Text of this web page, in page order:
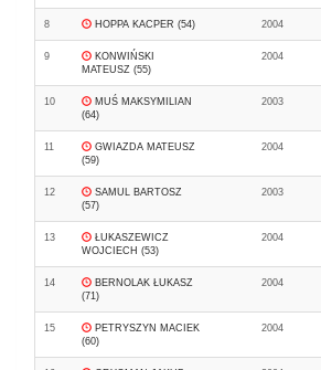
8 HOPPA KACPER (54) 2004
9
KONWIŃSKI
MATEUSZ (55)
2004
10
MUŚ MAKSYMILIAN
(64)
2003
11
GWIAZDA MATEUSZ
(59)
2004
12
SAMUL BARTOSZ
(57)
2003
13
ŁUKASZEWICZ
WOJCIECH (53)
2004
14
BERNOLAK ŁUKASZ
(71)
2004
15
PETRYSZYN MACIEK
(60)
2004